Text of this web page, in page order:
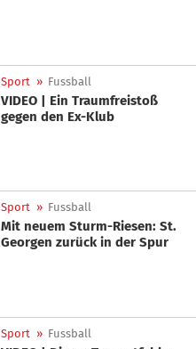
Sport » Fussball
VIDEO | Ein Traumfreistoß
gegen den Ex-Klub
Sport » Fussball
Mit neuem Sturm-Riesen: St.
Georgen zurück in der Spur
Sport » Fussball